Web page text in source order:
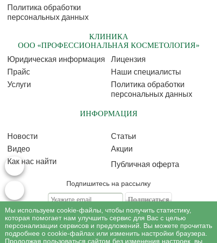
Политика обработки
персональных данных
КЛИНИКА
ООО «ПРОФЕССИОНАЛЬНАЯ КОСМЕТОЛОГИЯ»
Юридическая информация
Лицензия
Прайс
Наши специалисты
Услуги
Политика обработки
персональных данных
ИНФОРМАЦИЯ
Новости
Статьи
Видео
Акции
Как нас найти
Публичная оферта
Подпишитесь на рассылку
Подписываясь на рассылку, Вы соглашаетесь c условиями политикиобработки
персональных данных
Мы используем cookie-файлы, чтобы получить статистику,
которая помогает нам улучшить сервис для Вас с целью
персонализации сервисов и предложений. Вы можете прочитать
подробнее о cookie-файлах или изменить настройки браузера.
Продолжая пользоваться сайтом без изменения настроек, вы